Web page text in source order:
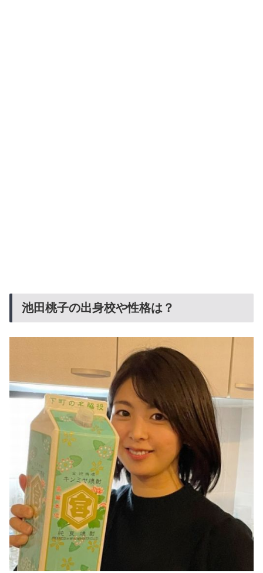
池田桃子の出身校や性格は？